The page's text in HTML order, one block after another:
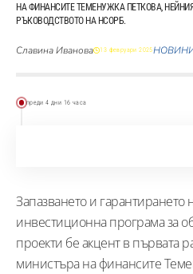
НА ФИНАНСИТЕ ТЕМЕНУЖКА ПЕТКОВА,
РЪКОВОДСТВОТО НА НСОРБ.
Славина Иванова 13 февруари 2025
преди 4 дни 16 часа
Запазването и гарантирането
инвестиционна програма за
проекти бе акцент в първата
министъра на финансите